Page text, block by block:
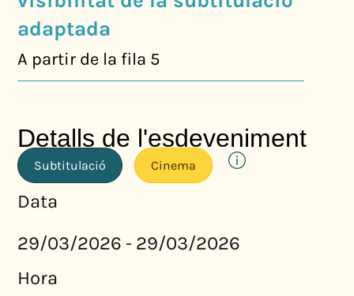
adaptada
A partir de la fila 5
Detalls de l'esdeveniment
Subtitulació Cinema
Data
29/03/2026 - 29/03/2026
Hora